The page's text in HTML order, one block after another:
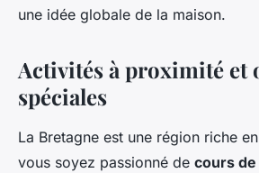
une idée globale de la maison.
Activités à proximité et
spéciales
La Bretagne est une région riche
vous soyez passionné de cours